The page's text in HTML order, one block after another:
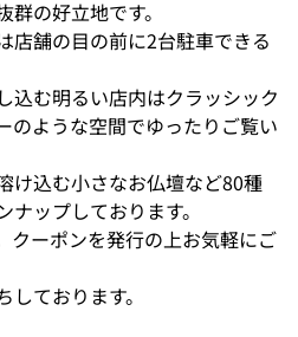
の好立地です。
店舗の目の前に2台駐車できる
込む明るい店内はクラッシック
のような空間でゆったりご覧い
け込む小さなお仏壇など80種
ップしております。
クーポンを発行の上お気軽にご
ております。